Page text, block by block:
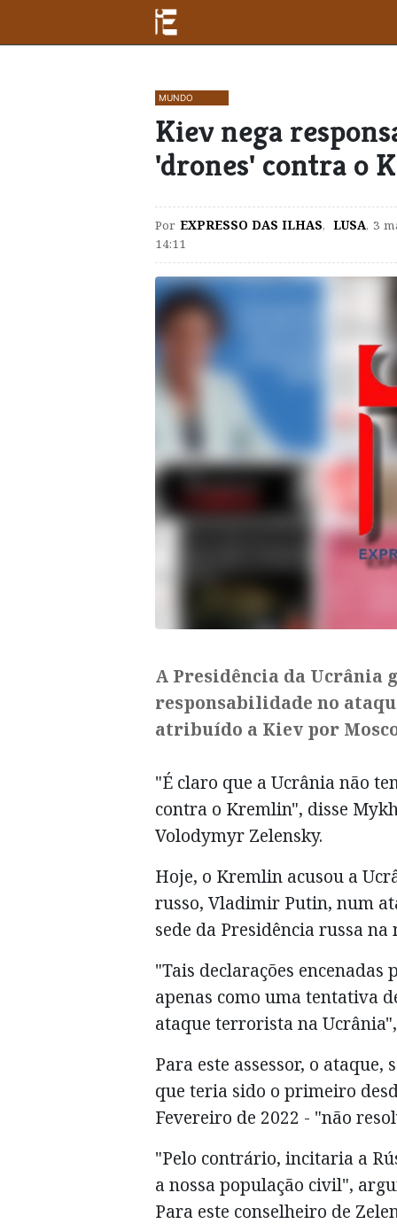
MUNDO
Kiev nega
'drones' contra o
Por EXPRESSO DAS ILHAS, LUSA, 3
14:11
A Presidência da Ucrânia
responsabilidade no
atribuído a Kiev por
"É claro que a Ucrânia não
contra o Kremlin", disse
Volodymyr Zelensky.
Hoje, o Kremlin acusou a
russo, Vladimir Putin, num
sede da Presidência russa na
"Tais declarações encenadas
apenas como uma tentativa
ataque terrorista na
Para este assessor, o
que teria sido o primeiro
Fevereiro de 2022 - "não
"Pelo contrário, incitaria a
a nossa população civil",
Para este conselheiro de